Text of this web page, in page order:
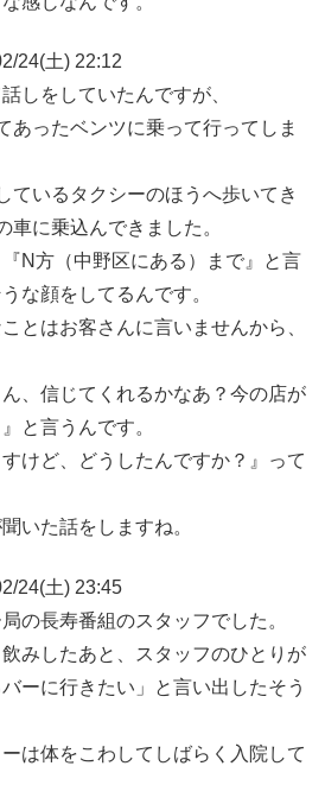
24(土) 22:12
しをしていたんですが、
ったベンツに乗って行ってしま
いるタクシーのほうへ歩いてき
車に乗込んできました。
N方（中野区にある）まで』と言
な顔をしてるんです。
とはお客さんに言いませんから、
、信じてくれるかなあ？今の店が
と言うんです。
けど、どうしたんですか？』って
いた話をしますね。
24(土) 23:45
の長寿番組のスタッフでした。
みしたあと、スタッフのひとりが
ーに行きたい」と言い出したそう
は体をこわしてしばらく入院して